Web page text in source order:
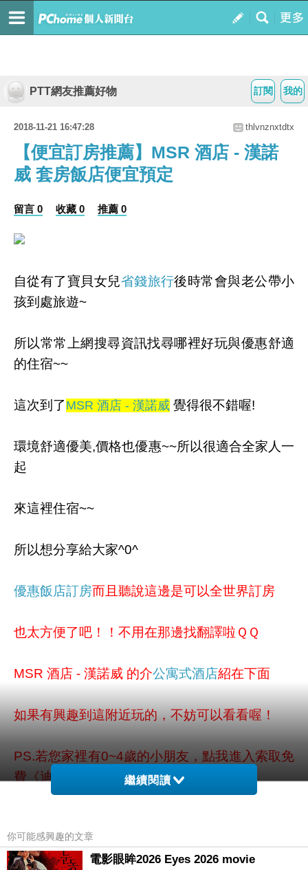
我的
訂閱
PTT網友推薦好物
2018-11-21 16:47:28 thlvnznxtdtx
【便宜訂房推薦】MSR 酒店 - 漢諾
威 套房飯店便宜預定
留言 0 收藏 0 推薦 0
自從有了寶貝女兒省錢旅行後時常會與老公帶小
孩到處旅遊~
所以常常上網搜尋資訊找尋哪裡好玩與優惠舒適
的住宿~~
這次到了 MSR 酒店 - 漢諾威 覺得很不錯喔!
環境舒適優美,價格也優惠~~所以很適合全家人一
起
來這裡住宿~~
所以想分享給大家^0^
優惠飯店訂房而且聽說這邊是可以全世界訂房
也太方便了吧！！不用在那邊找翻譯啦ＱＱ
MSR 酒店 - 漢諾威 的介公寓式酒店紹在下面
如果有興趣到這附近玩的，不妨可以看看喔！
PS.若您家裡有0~4歲的小朋友，點我進入索取免
費《迪士尼美語世界試用包》
樣喜歡不妨看看喔!
繼續閱讀
你可能感興趣的文章
電影眼眸2026 Eyes 2026 movie